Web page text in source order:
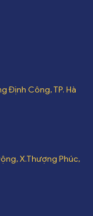
Định Công, TP. Hà
X.Thượng Phúc,